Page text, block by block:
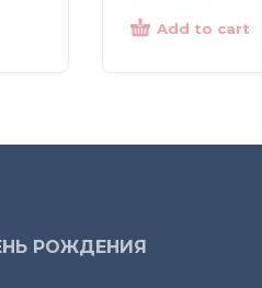
Add to cart
РОЖДЕНИЯ